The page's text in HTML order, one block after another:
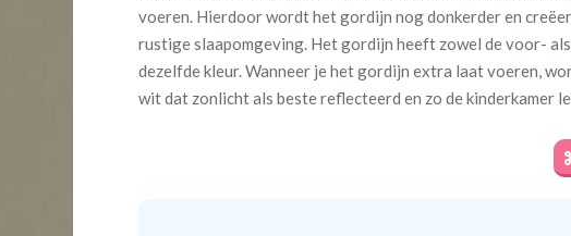
voeren. Hierdoor wordt het gordijn nog donkerder en
rustige slaapomgeving. Het gordijn heeft zowel de voor-
dezelfde kleur. Wanneer je het gordijn extra laat voeren,
wit dat zonlicht als beste reflecteerd en zo de kinderkamer